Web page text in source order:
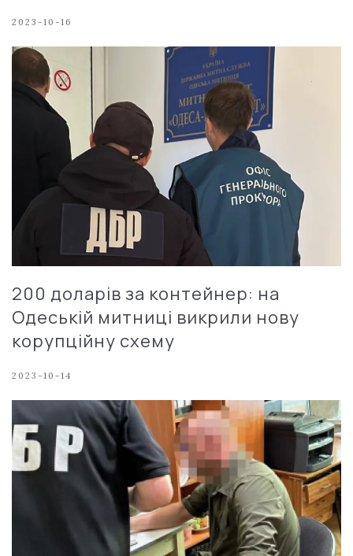
2023-10-16
200 доларів за контейнер: на
Одеській митниці викрили нову
корупційну схему
2023-10-14